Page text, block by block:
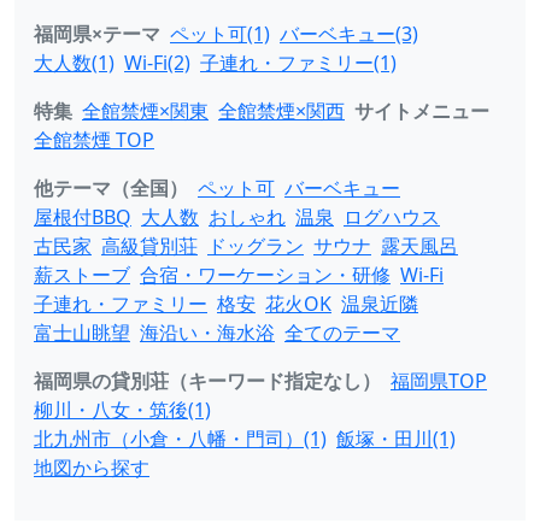
福岡県×テーマ ペット可(1) バーベキュー(3)
大人数(1) Wi-Fi(2) 子連れ・ファミリー(1)
特集 全館禁煙×関東 全館禁煙×関西 サイトメニュー
全館禁煙 TOP
他テーマ（全国）
ペット可 バーベキュー
屋根付BBQ 大人数 おしゃれ 温泉 ログハウス
古民家 高級貸別荘 ドッグラン サウナ 露天風呂
薪ストーブ 合宿・ワーケーション・研修 Wi-Fi
子連れ・ファミリー 格安 花火OK 温泉近隣
富士山眺望 海沿い・海水浴 全てのテーマ
福岡県の貸別荘（キーワード指定なし）
福岡県TOP
柳川・八女・筑後(1)
北九州市（小倉・八幡・門司）(1) 飯塚・田川(1)
地図から探す